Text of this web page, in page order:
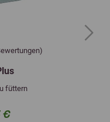
füttern
€
Next